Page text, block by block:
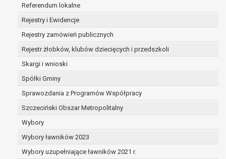
Referendum lokalne
Rejestry i Ewidencje
Rejestry zamówień publicznych
Rejestr żłobków, klubów dziecięcych i przedszkoli
Skargi i wnioski
Spółki Gminy
Sprawozdania z Programów Współpracy
Szczeciński Obszar Metropolitalny
Wybory
Wybory ławników 2023
Wybory uzupełniające ławników 2021 r.
dane nie są już niezbędne do celów,
sposób przetwarzane,
osoba, której dane dotyczą, wniosła
sprzeciw wobec przetwarzania
osoba, której dane dotyczą wycofała
osobowych, która jest podstawą
przetwarzania danych i nie ma innej
podstawy prawnej przetwarzania
dane osobowe przetwarzane są
niezgodnie z prawem,